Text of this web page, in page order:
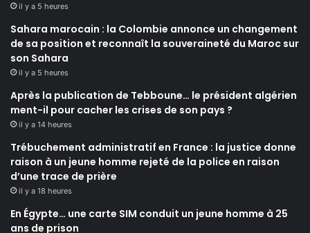
il y a 5 heures
Sahara marocain : la Colombie annonce un changement
de sa position et reconnaît la souveraineté du Maroc sur
son Sahara
il y a 5 heures
Après la publication de Tebboune… le président algérien
ment-il pour cacher les crises de son pays ?
il y a 14 heures
Trébuchement administratif en France : la justice donne
raison à un jeune homme rejeté de la police en raison
d’une trace de prière
il y a 18 heures
En Égypte… une carte SIM conduit un jeune homme à 25
ans de prison